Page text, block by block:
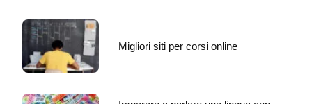
Migliori siti per corsi online